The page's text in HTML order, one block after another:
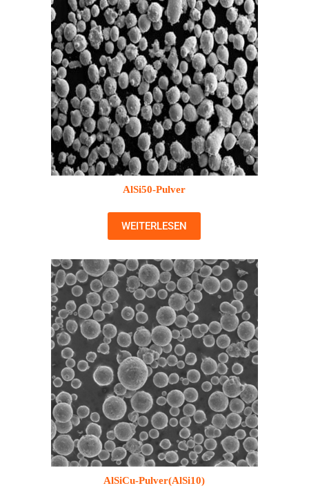
AlSi50-Pulver
WEITERLESEN
AlSiCu-Pulver(AlSi10)